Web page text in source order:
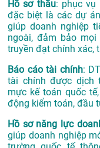
Hồ sơ thầu: phục vụ
đặc biệt là các dự
giúp doanh nghiệp
ngoài, đảm bảo
truyền đạt chính xác,
Báo cáo tài chính:
tài chính được dịch
mực kế toán quốc
động kiểm toán, đầu
Hồ sơ năng lực
giúp doanh nghiệp